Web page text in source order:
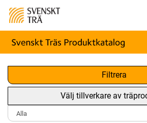
Filtrera
Välj tillverkare av